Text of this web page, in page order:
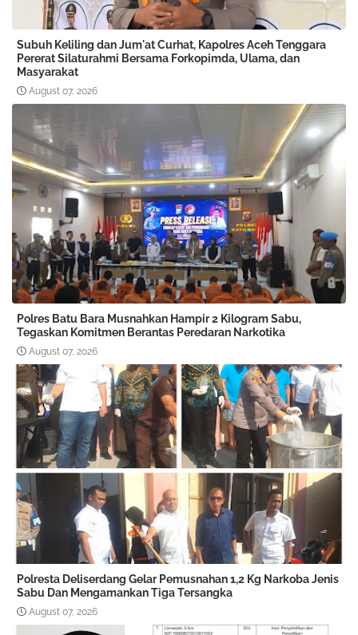
Subuh Keliling dan Jum'at Curhat, Kapolres Aceh Tenggara
Pererat Silaturahmi Bersama Forkopimda, Ulama, dan
Masyarakat
August 07, 2026
Polres Batu Bara Musnahkan Hampir 2 Kilogram Sabu,
Tegaskan Komitmen Berantas Peredaran Narkotika
August 07, 2026
Polresta Deliserdang Gelar Pemusnahan 1,2 Kg Narkoba Jenis
Sabu Dan Mengamankan Tiga Tersangka
August 07, 2026